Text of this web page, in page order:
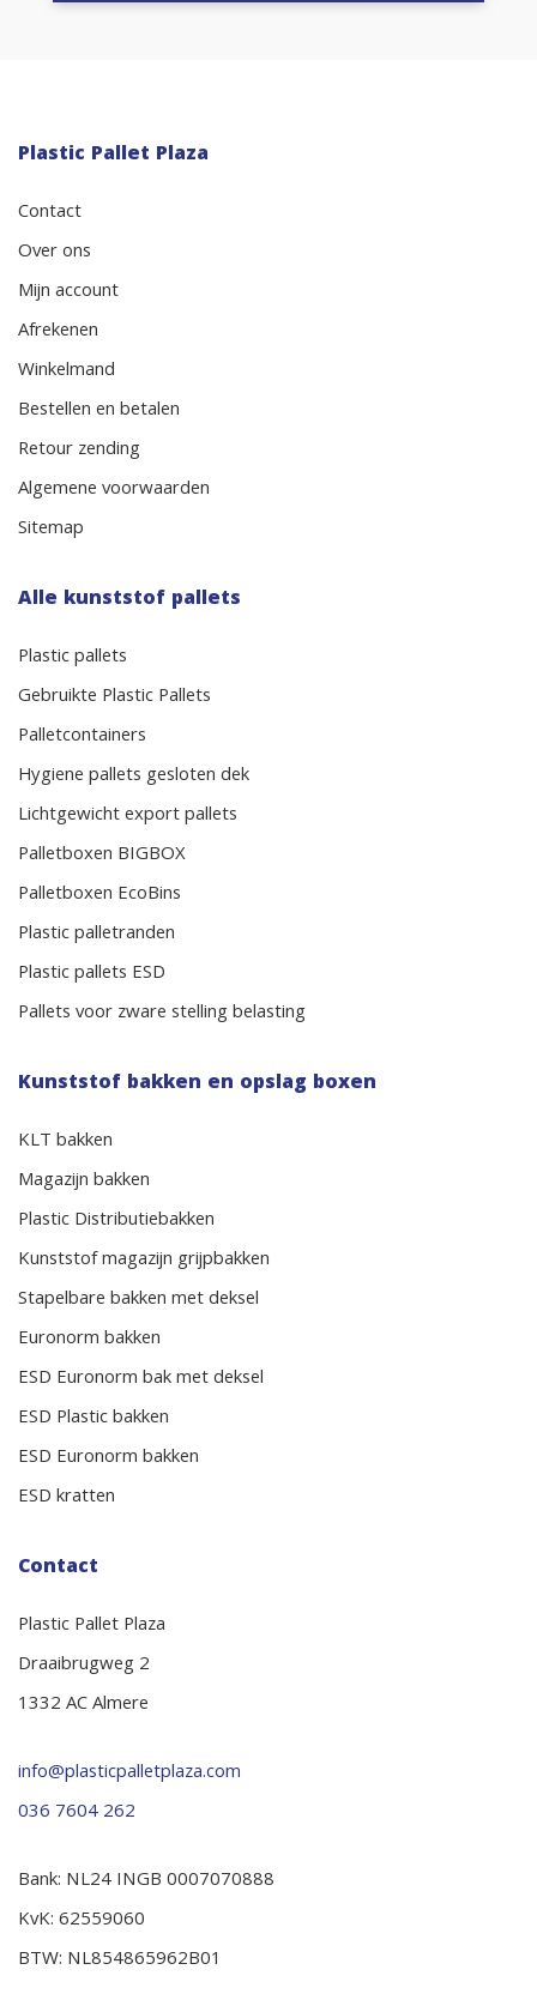
Plastic Pallet Plaza
Contact
Over ons
Mijn account
Afrekenen
Winkelmand
Bestellen en betalen
Retour zending
Algemene voorwaarden
Sitemap
Alle kunststof pallets
Plastic pallets
Gebruikte Plastic Pallets
Palletcontainers
Hygiene pallets gesloten dek
Lichtgewicht export pallets
Palletboxen BIGBOX
Palletboxen EcoBins
Plastic palletranden
Plastic pallets ESD
Pallets voor zware stelling belasting
Kunststof bakken en opslag boxen
KLT bakken
Magazijn bakken
Plastic Distributiebakken
Kunststof magazijn grijpbakken
Stapelbare bakken met deksel
Euronorm bakken
ESD Euronorm bak met deksel
ESD Plastic bakken
ESD Euronorm bakken
ESD kratten
Contact
Plastic Pallet Plaza
Draaibrugweg 2
1332 AC Almere
info@plasticpalletplaza.com
036 7604 262
Bank: NL24 INGB 0007070888
KvK: 62559060
BTW: NL854865962B01